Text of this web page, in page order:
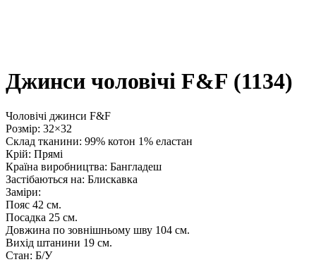
Джинси чоловічі F&F (1134)
Чоловічі джинси F&F
Розмір: 32×32
Склад тканини: 99% котон 1% еластан
Крій: Прямі
Країна виробництва: Бангладеш
Застібаються на: Блискавка
Заміри:
Пояс 42 см.
Посадка 25 см.
Довжина по зовнішньому шву 104 см.
Вихід штанини 19 см.
Стан: Б/У